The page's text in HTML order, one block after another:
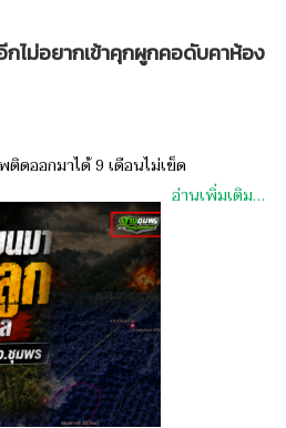
ไม่อยากเข้าคุกผูกคอดับคาห้อง
ดออกมาได้ 9 เดือนไม่เข็ด
อ่านเพิ่มเติม…